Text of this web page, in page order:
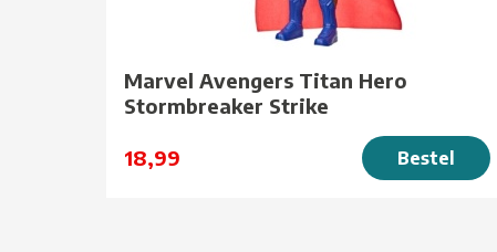
Marvel Avengers Titan Hero
Stormbreaker Strike
18,99 Bestel